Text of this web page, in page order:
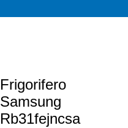
Frigorifero
Samsung
Rb31fejncsa